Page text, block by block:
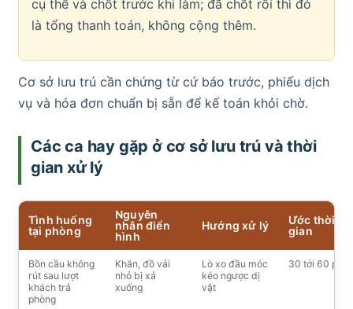
cụ thể và chốt trước khi làm; đã chốt rồi thì đó
là tổng thanh toán, không cộng thêm.
Cơ sở lưu trú cần chứng từ cứ báo trước, phiếu dịch
vụ và hóa đơn chuẩn bị sẵn để kế toán khỏi chờ.
Các ca hay gặp ở cơ sở lưu trú và thời
gian xử lý
Tình huống
tại phòng
Nguyên
nhân điển
hình
Hướng xử lý
Ước thời
gian
Bồn cầu không
rút sau lượt
khách trả
phòng
Khăn, đồ vải
nhỏ bị xả
xuống
Lò xo đầu móc
kéo ngược dị
vật
30 tới 60 phút